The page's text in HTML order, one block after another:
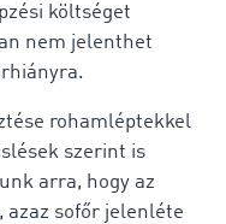
költséget
nem jelenthet
rohamléptekkel
szerint is
arra, hogy az
azaz sofőr jelenléte